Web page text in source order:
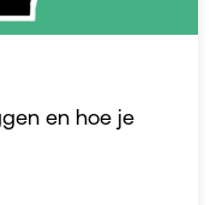
en hoe je